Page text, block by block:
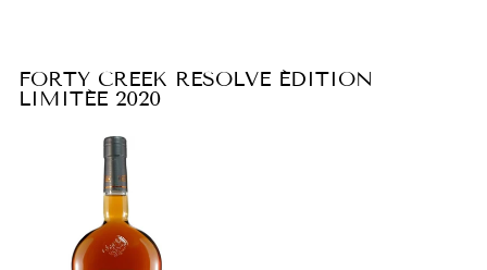
FORTY CREEK RESOLVE ÉDITION
LIMITÉE 2020